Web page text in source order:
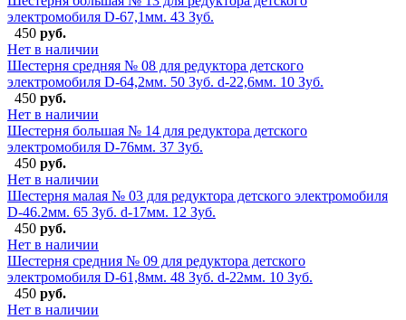
электромобиля D-67,1мм. 43 Зуб.
450 руб.
Нет в наличии
Шестерня средняя № 08 для редуктора детского
электромобиля D-64,2мм. 50 Зуб. d-22,6мм. 10 Зуб.
450 руб.
Нет в наличии
Шестерня большая № 14 для редуктора детского
электромобиля D-76мм. 37 Зуб.
450 руб.
Нет в наличии
Шестерня малая № 03 для редуктора детского электромобиля
D-46.2мм. 65 Зуб. d-17мм. 12 Зуб.
450 руб.
Нет в наличии
Шестерня средния № 09 для редуктора детского
электромобиля D-61,8мм. 48 Зуб. d-22мм. 10 Зуб.
450 руб.
Нет в наличии